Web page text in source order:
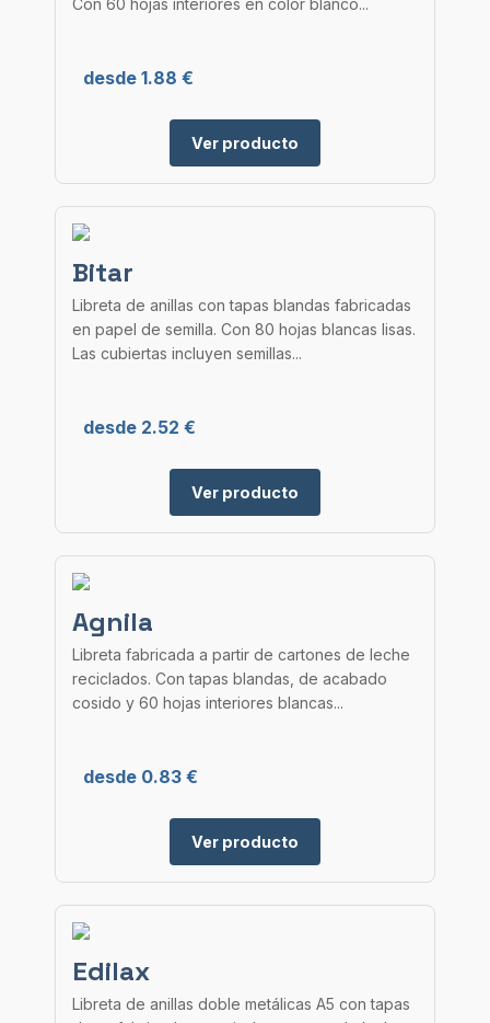
Con 60 hojas interiores en color blanco...
desde 1.88 €
Ver producto
Bitar
Libreta de anillas con tapas blandas fabricadas
en papel de semilla. Con 80 hojas blancas lisas.
Las cubiertas incluyen semillas...
desde 2.52 €
Ver producto
Agnila
Libreta fabricada a partir de cartones de leche
reciclados. Con tapas blandas, de acabado
cosido y 60 hojas interiores blancas...
desde 0.83 €
Ver producto
Edilax
Libreta de anillas doble metálicas A5 con tapas